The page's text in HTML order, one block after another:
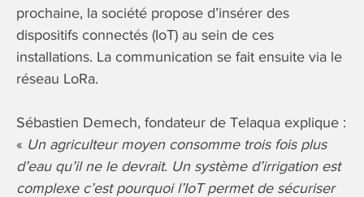
prochaine, la société propose d’insérer des
dispositifs connectés (IoT) au sein de ces
installations. La communication se fait ensuite via le
réseau LoRa.
Sébastien Demech, fondateur de Telaqua explique :
« Un agriculteur moyen consomme trois fois plus
d’eau qu’il ne le devrait. Un système d’irrigation est
complexe c’est pourquoi l’IoT permet de sécuriser